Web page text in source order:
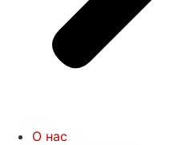
О нас